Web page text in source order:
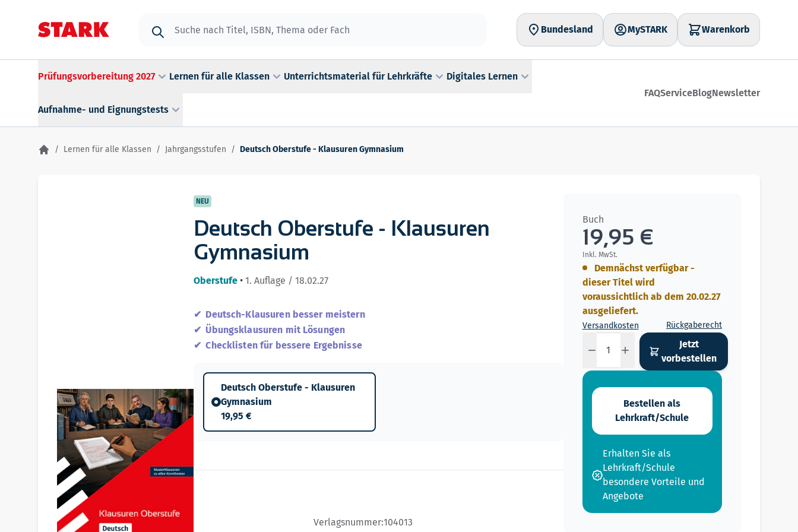
Bundesland MySTARK Warenkorb
Prüfungsvorbereitung 2027 Lernen für alle Klassen Unterrichtsmaterial für Lehrkräfte Digitales Lernen
Aufnahme- und Eignungstests
FAQServiceBlogNewsletter
/ Lernen für alle Klassen / Jahrgangsstufen / Deutsch Oberstufe - Klausuren Gymnasium
NEU
Deutsch Oberstufe - Klausuren
Gymnasium
Oberstufe •1. Auflage / 18.02.27
Deutsch-Klausuren besser meistern
Übungsklausuren mit Lösungen
Checklisten für bessere Ergebnisse
Deutsch Oberstufe - Klausuren
Gymnasium
19,95 €
Buch
19,95 €
Inkl. MwSt.
Demnächst verfügbar -
dieser Titel wird
voraussichtlich ab dem 20.02.27
ausgeliefert.
Versandkosten Rückgaberecht
Jetzt
vorbestellen
Bestellen als
Lehrkraft/Schule
Erhalten Sie als
Lehrkraft/Schule
besondere Vorteile und
Angebote
Produktdetails
ISBN: 978-3-8490-6815-8 Verlagsnummer:104013